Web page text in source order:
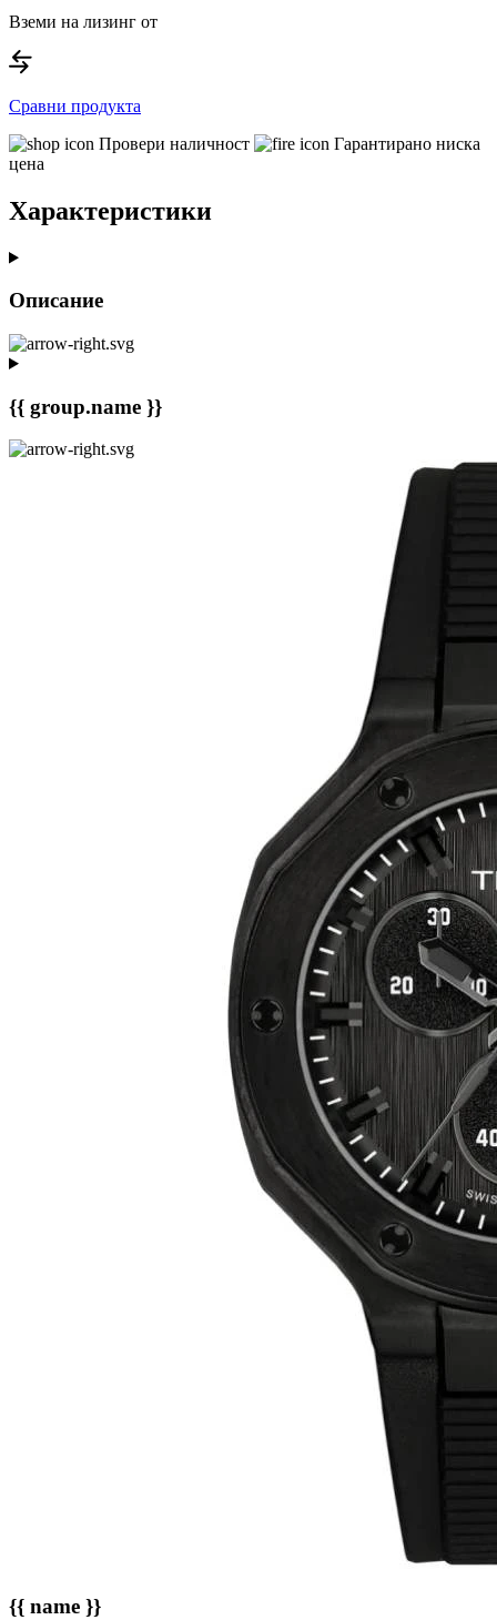
Вземи на лизинг от
Сравни продукта
Провери наличност
Гарантирано ниска
цена
Характеристики
Описание
{{ group.name }}
{{ name }}